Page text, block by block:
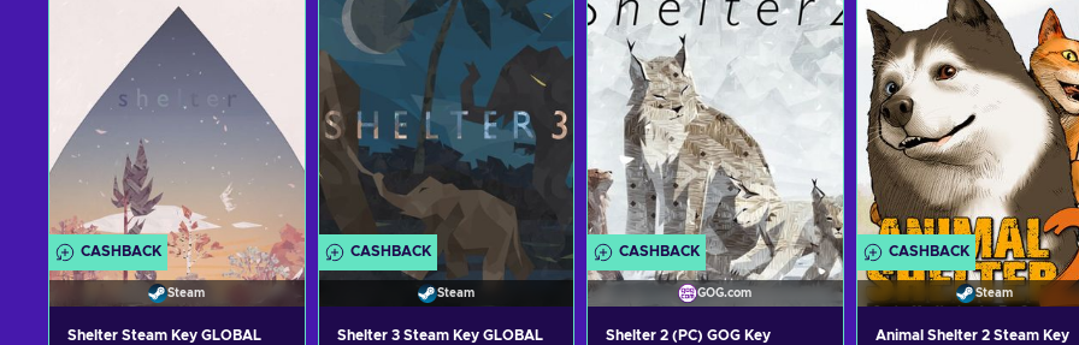
CASHBACK
Steam
Shelter Steam Key GLOBAL
CASHBACK
Steam
Shelter 3 Steam Key GLOBAL
CASHBACK
GOG.com
Shelter 2 (PC) GOG Key
CASHBACK
Steam
Animal Shelter 2 Steam Key